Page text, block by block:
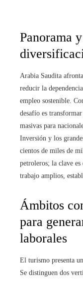
Panorama
Arabia Saudita
reducir la
empleo sostenible.
desafío es
masivas para
Inversión y los
cientos de miles de
petroleros; la clave es
trabajo amplios,
Ámbitos
para
laborales
El turismo presenta
Se distinguen dos